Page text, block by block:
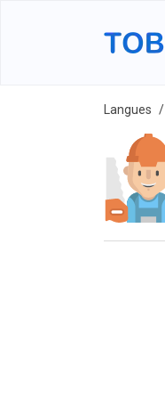
Langues